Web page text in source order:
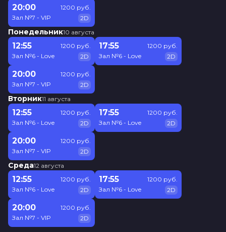
20:00
Зал №7 - VIP
1200 руб.
2D
Понедельник10 августа
12:55
Зал №6 - Love
1200 руб.
2D
17:55
Зал №6 - Love
1200 руб.
2D
20:00
Зал №7 - VIP
1200 руб.
2D
Вторник11 августа
12:55
Зал №6 - Love
1200 руб.
2D
17:55
Зал №6 - Love
1200 руб.
2D
20:00
Зал №7 - VIP
1200 руб.
2D
Среда12 августа
12:55
Зал №6 - Love
1200 руб.
2D
17:55
Зал №6 - Love
1200 руб.
2D
20:00
Зал №7 - VIP
1200 руб.
2D